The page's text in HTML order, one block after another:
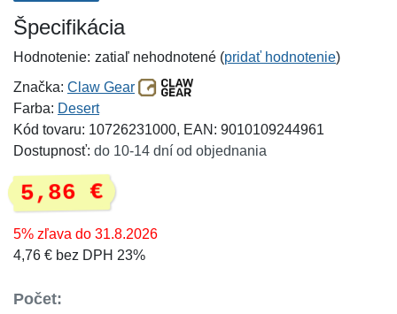
Špecifikácia
Hodnotenie: zatiaľ nehodnotené (pridať hodnotenie)
Značka: Claw Gear
Farba: Desert
Kód tovaru: 10726231000, EAN: 9010109244961
Dostupnosť: do 10-14 dní od objednania
5,86 €
5% zľava do 31.8.2026
4,76 € bez DPH 23%
Počet: